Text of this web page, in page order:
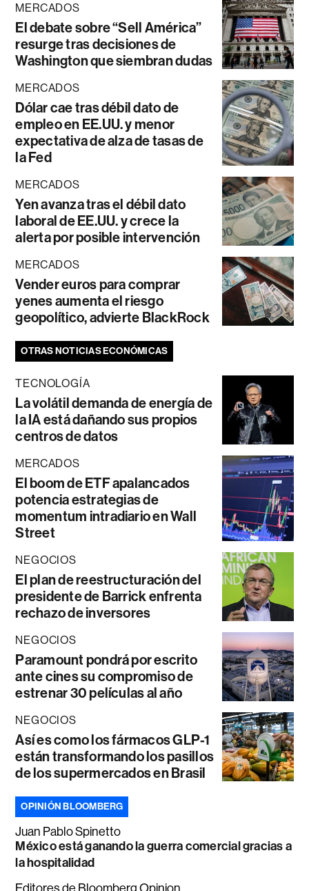
MERCADOS
El debate sobre “Sell América”
resurge tras decisiones de
Washington que siembran dudas
MERCADOS
Dólar cae tras débil dato de
empleo en EE.UU. y menor
expectativa de alza de tasas de
la Fed
MERCADOS
Yen avanza tras el débil dato
laboral de EE.UU. y crece la
alerta por posible intervención
MERCADOS
Vender euros para comprar
yenes aumenta el riesgo
geopolítico, advierte BlackRock
OTRAS NOTICIAS ECONÓMICAS
TECNOLOGÍA
La volátil demanda de energía de
la IA está dañando sus propios
centros de datos
MERCADOS
El boom de ETF apalancados
potencia estrategias de
momentum intradiario en Wall
Street
NEGOCIOS
El plan de reestructuración del
presidente de Barrick enfrenta
rechazo de inversores
NEGOCIOS
Paramount pondrá por escrito
ante cines su compromiso de
estrenar 30 películas al año
NEGOCIOS
Así es como los fármacos GLP-1
están transformando los pasillos
de los supermercados en Brasil
OPINIÓN BLOOMBERG
Juan Pablo Spinetto
México está ganando la guerra comercial gracias a
la hospitalidad
Editores de Bloomberg Opinion